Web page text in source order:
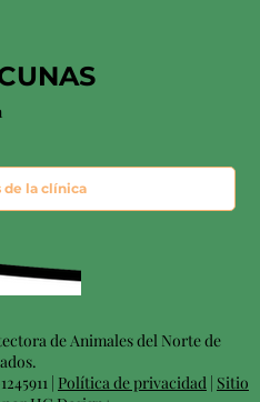
de la clínica
de Animales del Norte de
| Política de privacidad| Sitio